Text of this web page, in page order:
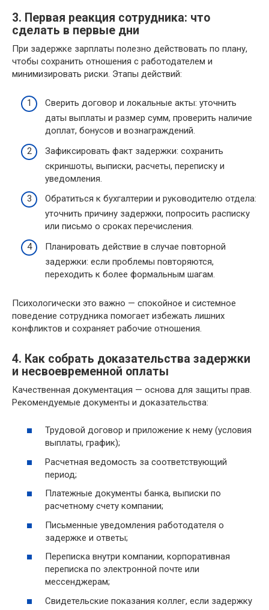
3. Первая реакция сотрудника: что
сделать в первые дни
При задержке зарплаты полезно действовать по плану,
чтобы сохранить отношения с работодателем и
минимизировать риски. Этапы действий:
Сверить договор и локальные акты: уточнить
даты выплаты и размер сумм, проверить наличие
доплат, бонусов и вознаграждений.
Зафиксировать факт задержки: сохранить
скриншоты, выписки, расчеты, переписку и
уведомления.
Обратиться к бухгалтерии и руководителю отдела:
уточнить причину задержки, попросить расписку
или письмо о сроках перечисления.
Планировать действие в случае повторной
задержки: если проблемы повторяются,
переходить к более формальным шагам.
Психологически это важно — спокойное и системное
поведение сотрудника помогает избежать лишних
конфликтов и сохраняет рабочие отношения.
4. Как собрать доказательства задержки
и несвоевременной оплаты
Качественная документация — основа для защиты прав.
Рекомендуемые документы и доказательства:
Трудовой договор и приложение к нему (условия
выплаты, график);
Расчетная ведомость за соответствующий
период;
Платежные документы банка, выписки по
расчетному счету компании;
Письменные уведомления работодателя о
задержке и ответы;
Переписка внутри компании, корпоративная
переписка по электронной почте или
мессенджерам;
Свидетельские показания коллег, если задержку